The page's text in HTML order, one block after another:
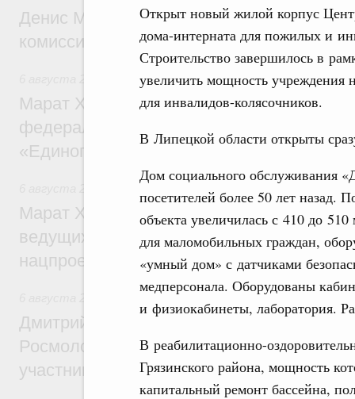
Открыт новый жилой корпус
дома-интерната для пожилых и
Строительство завершилось в
увеличить мощность учреждения
для инвалидов-колясочников.
В Липецкой области открыты
Дом социального обслуживания
посетителей более 50 лет назад.
объекта увеличилась с 410 до
для маломобильных граждан,
«умный дом» с датчиками
медперсонала. Оборудованы
и физиокабинеты, лаборатория.
В реабилитационно-
Грязинского района, мощность
капитальный ремонт бассейна,
Денис Мантуров провёл заседание
комиссии по промышленности
Регулирование в сфере строительства
Марат Хуснуллин: Более 130
федерального значения построено под
«Единого заказчика»
Марат Хуснуллин: Порядка 200
ведущих к спортивным объектам,
нацпроекту «Инфраструктура для
Молодёжная политика
Дмитрий Чернышенко, Сергей Кравцов и
Росмолодёжи Григорий Гуров
участников проекта «Кольцо открытий»